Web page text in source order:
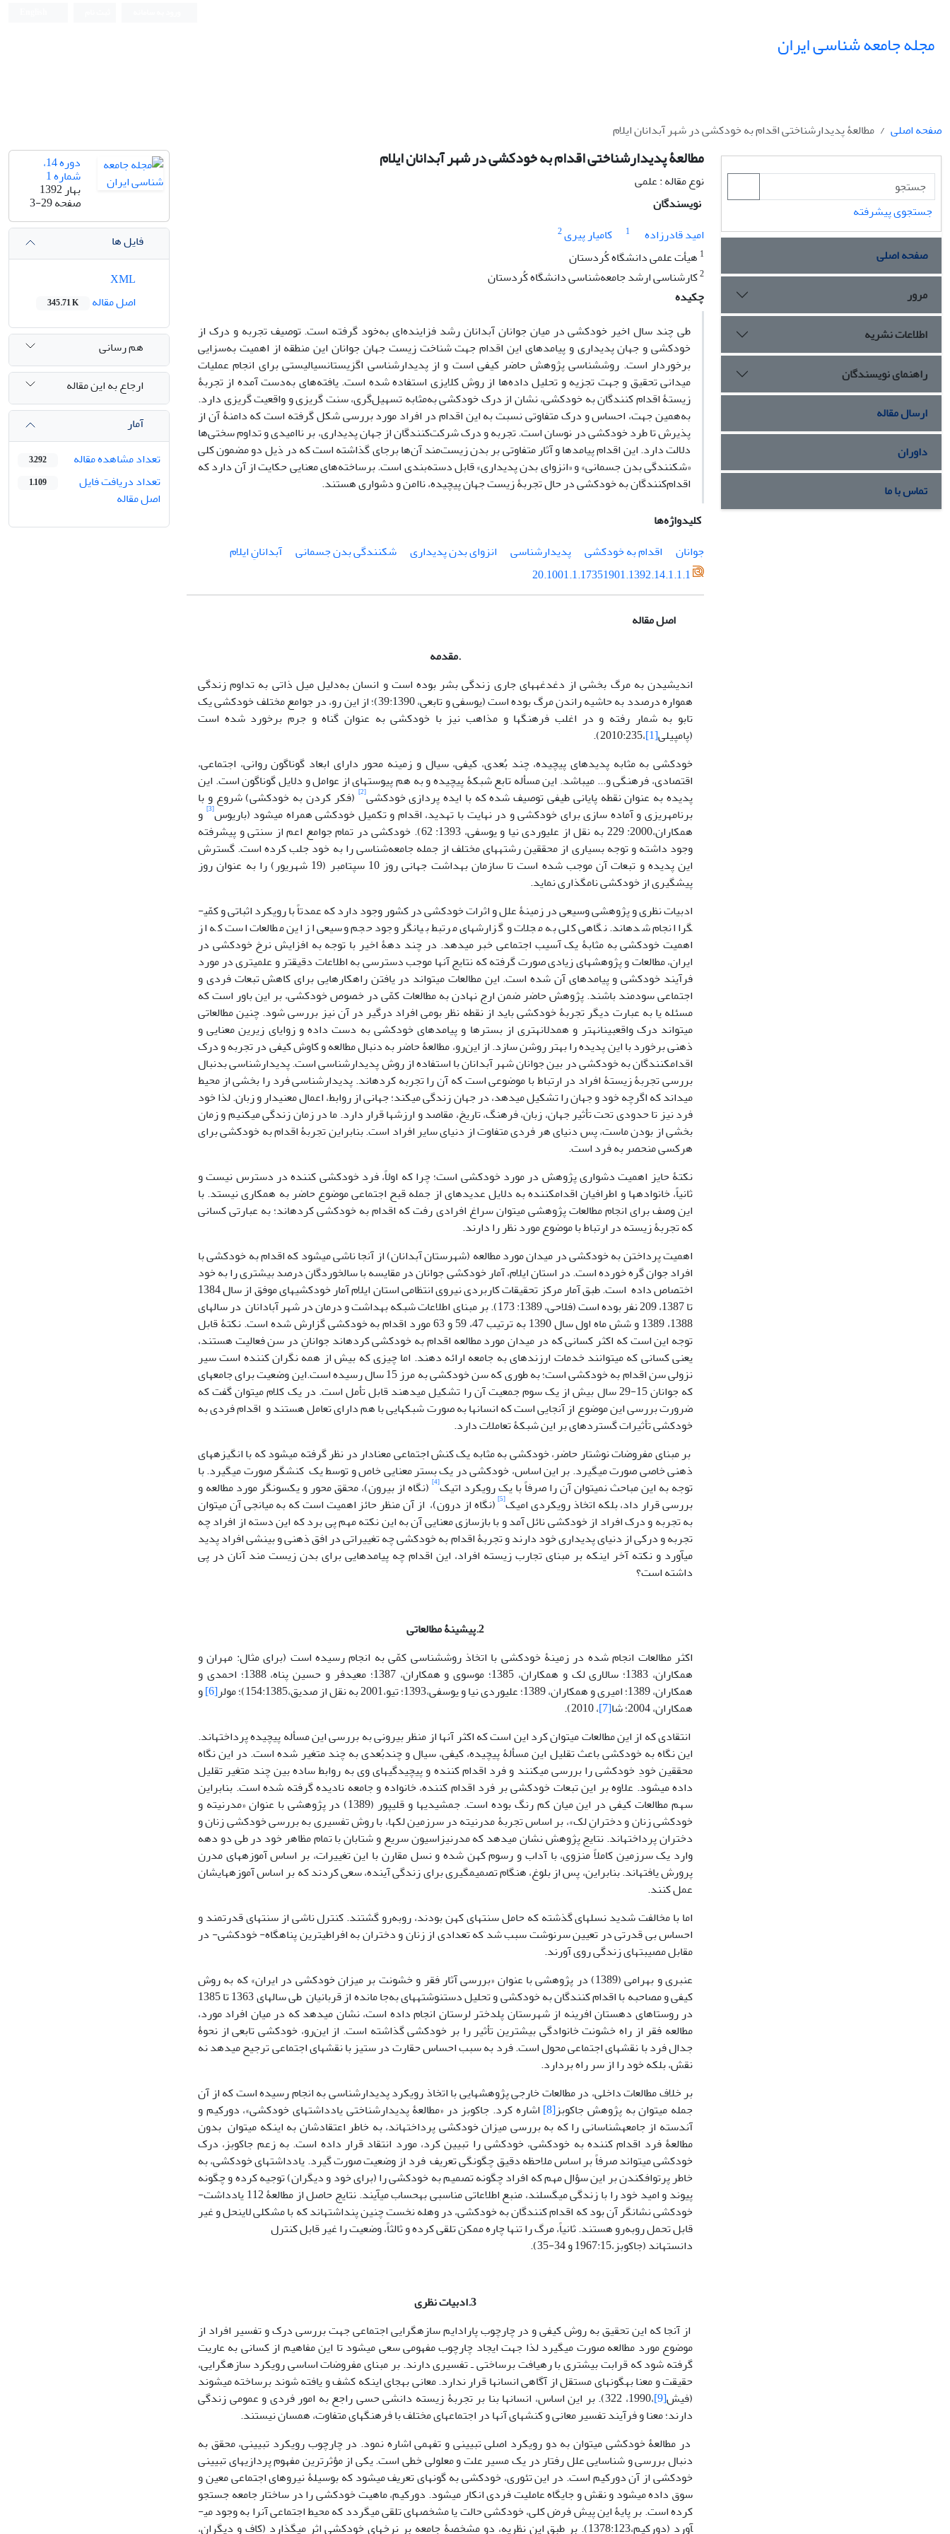
مجله جامعه شناسی ایران
صفحه اصلی مطالعۀ پدیدارشناختی اقدام به خودکشی در شهر آبدانان ایلام
مطالعۀ پدیدارشناختی اقدام به خودکشی در شهر آبدانان ایلام
نوع مقاله : علمی
نویسندگان
امید قادرزاده
1 کامیار پیری2
1 هیأت علمی دانشگاه کُردستان
2کارشناسی ارشد جامعه‌شناسی دانشگاه کُردستان
چکیده
طی چند سال اخیر خودکشی در میان جوانان آبدانان رشد فزاینده‌ای به‌خود گرفته است. توصیف تجربه و درک از
خودکشی و جهان پدیداری و پیامدهای این اقدام جهت شناخت زیست جهان جوانان این منطقه از اهمیت به‌سزایی
برخوردار است. روش‏شناسی پژوهش حاضر کیفی است و از پدیدار‌شناسی اگزیستانسیالیستی برای انجام عملیات
میدانی تحقیق و جهت تجزیه و تحلیل داده‌ها از روش کلایزی استفاده شده است. یافته‌های به‌دست آمده از تجربۀ
زیستۀ اقدام کنندگان به خودکشی، نشان از درک خودکشی به‌مثابه تسهیل‌گری‏، سنت گریزی و واقعیت گریزی دارد.
به‌همین جهت، احساس و درک متفاوتی نسبت به این اقدام در افراد مورد بررسی شکل گرفته است که دامنۀ آن از
پذیرش تا طرد خودکشی در نوسان است. تجربه و درک شرکت‌کنندگان از جهان پدیداری، بر ناامیدی و تداوم سختی‌ها
دلالت دارد. این اقدام پیامدها و آثار متفاوتی بر بدن زیست‌مند آن‌ها برجای گذاشته است که در ذیل دو مضمون کلی
«شکنندگی بدن جسمانی» و «انزوای بدن پدیداری» قابل دسته‌بندی است. برساخته‌های معنایی حکایت از آن دارد که‌‌
اقدام‌کنندگان به خودکشی در حال تجربۀ زیست جهان پیچیده، ناامن و دشواری هستند.
کلیدواژه‌ها
جوانان
اقدام به خودکشی پدیدارشناسی انزوای بدن پدیداری شکنندگی بدن جسمانی
آبدانانِ ایلام
20.1001.1.17351901.1392.14.1.1.1
اصل مقاله
.مقدمه
اندیشیدن به مرگ بخشی از دغدغه­های جاری زندگی بشر بوده است و انسان به‌دلیل میل ذاتی به تداوم زندگی
همواره درصدد به حاشیه راندن مرگ بوده است (یوسفی و تابعی، 39:1390)؛ از این رو، در جوامع مختلف خودکشی یک
تابو به شمار رفته و در اغلب فرهنگ­ها و مذاهب نیز با خودکشی به عنوان گناه و جرم برخورد شده است
(پامپیلی[1] ،2010:235).
خودکشی به مثابه پدیده­ای پیچیده، چند بُعدی، کیفی، سیال و زمینه­ محور دارای ابعاد گوناگون روانی، اجتماعی،
اقتصادی، فرهنگی و... می­باشد. این مسأله تابع شبکۀ پیچیده و به هم پیوسته­ای از عوامل و دلایل گوناگون است. این
پدیده به عنوان نقطه پایانی طیفی توصیف شده که با ایده پردازی خودکشی[2]
(فکر کردن به خودکشی) شروع و با
برنامه­ریزی و آماده سازی برای خودکشی و در نهایت با تهدید، اقدام و تکمیل خودکشی همراه می­شود (باریوس[3]
و
همکاران،2000: 229 به نقل از علیوردی نیا و یوسفی، 1393: 62). خودکشی در تمام جوامع اعم از سنتی و پیشرفته
وجود داشته و توجه بسیاری از محققین رشته­های مختلف از جمله جامعه‌شناسی را به خود جلب کرده است. گسترش
این پدیده و تبعات آن موجب شده است تا سازمان بهداشت جهانی روز 10 سپتامبر (19 شهریور) را به عنوان روز
پیشگیری از خودکشی نامگذاری نماید.
ادبیات نظری و پژوهشی وسیعی در زمینۀ علل و اثرات خودکشی در کشور وجود دارد که عمدتاً با رویکرد اثباتی و کمّی­
گرا انجام شده­اند. نگاهی کلی به مجلات و گزارش­های مرتبط بیانگر وجود حجم وسیعی از این مطالعات است که از
اهمیت خودکشی به مثابۀ یک آسیب اجتماعی خبر می­دهد. در چند دهۀ اخیر با توجه به افزایش نرخ خودکشی در
ایران، مطالعات و پژوهش­های زیادی صورت گرفته که نتایج آن­ها موجب دسترسی به اطلاعات دقیق­تر و علمی­تری در مورد
فرآیند خودکشی و پیامدهای آن شده است. این مطالعات می­تواند در یافتن راهکارهایی برای کاهش تبعات فردی و
اجتماعی سودمند باشند. پژوهش حاضر ضمن ارج نهادن به مطالعات کمّی در خصوص خودکشی، بر این باور است که
مسئله یا به عبارت دیگر تجربۀ خودکشی باید از نقطه نظر بومی افراد درگیر در آن نیز بررسی شود. چنین مطالعاتی
می­تواند درک واقع­بینانه­تر و همدلانه­تری از بسترها و پیامدهای خودکشی به دست داده و زوایای زیرین معنایی و
ذهنی برخورد با این پدیده را بهتر روشن سازد. از این‌رو، مطالعۀ حاضر به دنبال مطالعه و کاوش کیفی در تجربه و درک
اقدام­کنندگان به خودکشی در بین جوانان شهر آبدانان با استفاده از روش پدیدارشناسی است. پدیدارشناسی بدنبال
بررسی تجربۀ زیستۀ افراد در ارتباط با موضوعی است که آن را تجربه کرده­اند. پدیدارشناسی فرد را بخشی از محیط
می­داند که اگرچه خود و جهان را تشکیل می­دهد، در جهان زندگی می­کند؛ جهانی از روابط، اعمال معنی­دار و زبان. لذا خود
فرد نیز تا حدودی تحت تأثیر جهان، زبان، فرهنگ، تاریخ، مقاصد و ارزش­ها قرار دارد. ما در زمان زندگی می­کنیم و زمان
بخشی از بودن ماست، پس دنیای هر فردی متفاوت از دنیای سایر افراد است. بنابراین تجربۀ اقدام به خودکشی برای
هرکسی منحصر به فرد است.
نکتۀ حایز اهمیت دشواری پژوهش در مورد خودکشی است؛ چرا که اولاً، فرد خودکشی کننده در دسترس نیست و
ثانیاً، خانواده­ها و اطرافیان اقدام­کننده به دلایل عدیده­ای از جمله قبح اجتماعی موضوع حاضر به همکاری نیستد. با
این وصف برای انجام مطالعات پژوهشی می­توان سراغ افرادی رفت که اقدام به خودکشی کرده­اند؛ به عبارتی کسانی
که تجربۀ زیسته در ارتباط با موضوع مورد نظر را دارند.
اهمیت پرداختن به خودکشی در میدان مورد مطالعه (شهرستان آبدانان) از آن­جا ناشی می­شود که اقدام به خودکشی با
افراد جوان گره خورده است. در استان ایلام، آمار خودکشی جوانان در مقایسه با سالخوردگان درصد بیشتری را به خود
اختصاص داده است. طبق آمار مرکز تحقیقات کاربردی نیروی انتظامی استان ایلام آمار خودکشی­های موفق از سال 1384
تا 1387، 209 نفر بوده است (فلاحی، 1389: 173). بر مبنای اطلاعات شبکه­ بهداشت و درمان در شهر آبادانان در سال­­های
1388، 1389 و شش ماه اول سال 1390 به ترتیب 47، 59 و 63 مورد اقدام به خودکشی گزارش شده است. نکتۀ قابل
توجه این است که اکثر کسانی که در میدان مورد مطالعه اقدام به خودکشی کرده­اند جوانانِ در سن فعالیت هستند،
یعنی کسانی که می­توانند خدمات ارزنده­ای به جامعه ارائه دهند. اما چیزی که بیش از همه نگران کننده است سیر
نزولی سن اقدام به خودکشی است؛ به طوری که سن خودکشی به مرز 15 سال رسیده است.این وضعیت برای جامعه­ای
که جوانان 15-29 سال بیش از یک سوم جمعیت آن را تشکیل می­دهند قابل تأمل است. در یک کلام می­توان گفت که
ضرورت بررسی این موضوع از آنجایی است که انسان­ها به صورت شبکه­ایی با هم دارای تعامل هستند و اقدام فردی به
خودکشی تأثیرات گسترده­ای بر این شبکۀ تعاملات دارد.
بر مبنای مفروضات نوشتار حاضر، خودکشی به مثابه یک کنش اجتماعی معنادار در نظر گرفته می­شود که با انگیزه­های
ذهنی خاصی صورت می­گیرد. بر این اساس، خودکشی در یک بستر معنایی خاص و توسط یک کنشگر صورت می­گیرد. با
توجه به این مباحث نمی­توان آن را صرفاً با یک رویکرد اتیک[4]
(نگاه از بیرون)، محقق محور و یک­سونگر مورد مطالعه و
بررسی قرار داد، بلکه اتخاذ رویکردی امیک[5] (نگاه از درون)، از آن منظر حائز اهمیت است که به میانجی آن می­توان
به تجربه و درک افراد از خودکشی نائل آمد و با بازسازی معنایی آن به این نکته مهم پی برد که این دسته از افراد چه
تجربه و درکی از دنیای پدیداری خود دارند و تجربۀ اقدام به خودکشی چه تغییراتی در افق ذهنی و بینشی افراد پدید
می­آورد و نکته آخر این­که بر مبنای تجارب زیسته افراد، این اقدام چه پیامدهایی برای بدن زیست مند آنان در پی
داشته است؟
2.پیشینۀ مطالعاتی
اکثر مطالعات انجام شده در زمینۀ خودکشی با اتخاذ روش­شناسی کمّی به انجام رسیده است (برای مثال: مهران و
همکاران، 1383؛ سالاری لک و همکاران، 1385؛ موسوی و همکاران، 1387؛ معیدفر و حسین پناه، 1388؛ احمدی و
همکاران، 1389؛ امیری و همکاران، 1389؛ علیوردی نیا و یوسفی،1393؛ تیو،2001 به نقل از صدیق،154:1385)؛ مولر
[6] و
همکاران، 2004؛ شا
[7] ، 2010).
انتقادی که از این مطالعات می­توان کرد این است که اکثر آن­ها از منظر بیرونی به بررسی این مسأله پیچیده پرداخته­اند.
این نگاه به خودکشی باعث تقلیل این مسألۀ پیچیده، کیفی، سیال و چندبُعدی به چند متغیر شده است. در این نگاه
محققین خودِ خودکشی را بررسی می­کنند و فرد اقدام کننده و پیچیدگی­های وی به روابط ساده بین چند متغیر تقلیل
داده می­شود. علاوه بر این تبعات خودکشی بر فرد اقدام کننده، خانواده و جامعه نادیده گرفته­ شده است. بنابراین
سهم مطالعات کیفی در این میان کم رنگ بوده است. جمشیدیها و قلی­پور (1389) در پژوهشی با عنوان «مدرنیته و
خودکشی زنان و دخترانِ لک»، بر اساس تجربۀ مدرنیته در سرزمین لک­ها، با روش تفسیری به بررسی خودکشی زنان و
دختران پرداخته­اند. نتایج پژوهش نشان می­دهد که مدرنیزاسیون سریع و شتابان با تمام مظاهر خود در طی دو دهه
وارد یک سرزمین کاملاً منزوی، با آداب و رسوم کهن شده و نسل مقارن با این تغییرات، بر اساس آموزه­های مدرن
پرورش یافته­اند. بنابراین، پس از بلوغ، هنگام تصمیم­گیری برای زندگی آینده، سعی کردند که بر اساس آموزه­هایشان
عمل کنند.
اما با مخالفت شدید نسل­های گذشته که حامل سنت­های کهن بودند، روبه‌رو گشتند. کنترل ناشی از سنت­های قدرتمند و
احساس بی قدرتی در تعیین سرنوشت سبب شد که تعدادی از زنان و دختران به افراطی­ترین پناهگاه- خودکشی- در
مقابل مصیبت­های زندگی روی آورند.
عنبری و بهرامی (1389) در پژوهشی با عنوان «بررسی آثار فقر و خشونت بر میزان خودکشی در ایران» که به روش
کیفی و مصاحبه‏‏ با اقدام کنندگان به خودکشی و تحلیل دست­نوشته­های به‌جا مانده از قربانیان طی سال‏های 1363 تا 1385
در روستاهای دهستان افرینه از شهرستان پلدختر لرستان انجام داده است، نشان می‏دهد که در میان افراد مورد،
مطالعه فقر از راه خشونت خانوادگی بیشترین تأثیر را بر خودکشی گذاشته است. از این‌رو، خودکشی تابعی از نحوﮤ
جدال فرد با نقش‏های اجتماعی محول است. فرد به سبب احساس حقارت در ستیز با نقش‏های اجتماعی ترجیح می‏دهد نه
نقش، بلکه خود را از سر راه بردارد.
بر خلاف مطالعات داخلی، در مطالعات خارجی پژوهش­هایی با اتخاذ رویکرد پدیدارشناسی به انجام رسیده است که از آن
جمله می­توان به پژوهش جاکوبز[8]
اشاره کرد. جاکوبز در «مطالعۀ پدیدارشناختی یادداشت­های خودکشی»، دورکیم و
آندسته از جامعه­شناسانی را که به بررسی میزان خودکشی پرداخته­اند، به خاطر اعتقادشان به این­که می­توان بدون
مطالعۀ فرد اقدام کننده به خودکشی، خودکشی را تبیین کرد، مورد انتقاد قرار داده است. به زعم جاکوبز، درک
خودکشی می­تواند صرفاً بر اساس ملاحظه دقیق چگونگی تعریف فرد از وضعیت صورت گیرد. یادداشت­های خودکشی، به
خاطر پرتوافکندن بر این سؤال مهم که افراد چگونه تصمیم به خودکشی را (برای خود و دیگران) توجیه کرده و چگونه
پیوند و امید خود را با زندگی می­گسلند، منبع اطلاعاتی مناسبی به­حساب می­آیند. نتایج حاصل از مطالعۀ 112 یادداشت­
خودکشی نشان­گر آن بود که اقدام کنندگان به خودکشی، در وهله نخست چنین پنداشته­اند که با مشکلی لاینحل و غیر
قابل تحمل روبه‌رو هستند. ثانیاً، مرگ را تنها چاره ممکن تلقی کرده و ثالثاً، وضعیت را غیر قابل کنترل
دانسته­اند (جاکوبز،1967:15 و 34-35).
3.ادبیات نظری
از آن­جا که این تحقیق به روش­ کیفی و در چارچوب پارادایم سازه­گرایی اجتماعی جهت بررسی درک و تفسیر افراد از
موضوع مورد مطالعه صورت می­گیرد لذا جهت ایجاد چارچوب مفهومی سعی می­شود تا این مفاهیم از کسانی به عاریت
گرفته شود که قرابت بیش­تری با رهیافت بر­ساختی ـ تفسیری دارند. بر مبنای مفروضات اساسی رویکرد سازه­گرایی،
حقیقت و معنا به­گونه­ای مستقل از آگاهی انسان­ها قرار ندارد. معانی­ به­جای­ اینکه کشف و یافته شوند بر­ساخته می­شوند
(فیش[9]
،1990، 322). بر این اساس، انسان­ها بنا بر تجربۀ زیسته­ دانشی حسی راجع به امور فردی و عمومی زندگی
دارند؛ معنا و فرآیند تفسیر معانی و کنش­های آن­ها در اجتماع­های مختلف با فرهنگ­های متفاوت، همسان نیستند.
در مطالعۀ خودکشی می­توان به دو رویکرد اصلی تبیینی و تفهمی اشاره نمود. در چارچوب رویکرد تبیینی، محقق به
دنبال بررسی و شناسایی علل رفتار در یک مسیر علت و معلولی خطی است. یکی از مؤثرترین مفهوم پردازی­های تبیینی
خودکشی از آن دورکیم است. در این تئوری، خودکشی به گونه­ای تعریف می­شود که بوسیلۀ نیروهای اجتماعی معین و
سوق داده می­شود و نقش و جایگاه عاملیت فردی انکار می­شود. دورکیم، ماهیت خودکشی را در ساختار جامعه جستجو
کرده است. بر پایۀ این پیش فرض کلی، خودکشی حالت یا مشخصه­­ای تلقی می­گردد که محیط اجتماعی آن­را به وجود می­
آورد (دورکیم،1378:123). بر طبق این نظریه، دو مشخصۀ جامعه بر نرخ­های خودکشی اثر می­گذارد (کاف و دیگران،
دوره 14،
شماره 1
بهار 1392
صفحه3-29
فایل ها
اصل مقاله
345.71 K
هم رسانی
ارجاع به این مقاله
آمار
تعداد مشاهده مقاله
3,292
تعداد دریافت فایل
اصل مقاله
1,109
جستجوی پیشرفته
صفحه اصلی
مرور
اطلاعات نشریه
راهنمای نویسندگان
ارسال مقاله
داوران
تماس با ما